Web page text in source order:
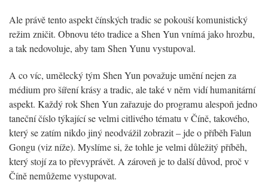
Ale právě tento aspekt čínských tradic se pokouší komunistický
režim zničit. Obnovu této tradice a Shen Yun vnímá jako hrozbu,
a tak nedovoluje, aby tam Shen Yunu vystupoval.
A co víc, umělecký tým Shen Yun považuje umění nejen za
médium pro šíření krásy a tradic, ale také v něm vidí humanitární
aspekt. Každý rok Shen Yun zařazuje do programu alespoň jedno
taneční číslo týkající se velmi citlivého tématu v Číně, takového,
který se zatím nikdo jiný neodvážil zobrazit – jde o příběh Falun
Gongu (viz níže). Myslíme si, že tohle je velmi důležitý příběh,
který stojí za to převyprávět. A zároveň je to další důvod, proč v
Číně nemůžeme vystupovat.